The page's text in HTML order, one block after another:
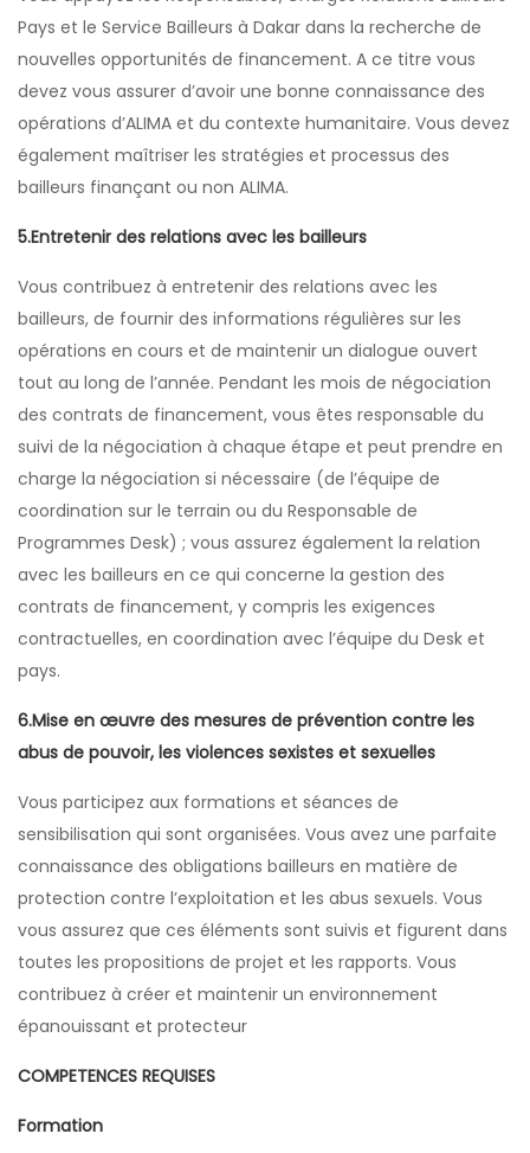
Pays et le Service Bailleurs à Dakar dans la recherche de
nouvelles opportunités de financement. A ce titre vous
devez vous assurer d’avoir une bonne connaissance des
opérations d’ALIMA et du contexte humanitaire. Vous devez
également maîtriser les stratégies et processus des
bailleurs finançant ou non ALIMA.
5.Entretenir des relations avec les bailleurs
Vous contribuez à entretenir des relations avec les
bailleurs, de fournir des informations régulières sur les
opérations en cours et de maintenir un dialogue ouvert
tout au long de l’année. Pendant les mois de négociation
des contrats de financement, vous êtes responsable du
suivi de la négociation à chaque étape et peut prendre en
charge la négociation si nécessaire (de l’équipe de
coordination sur le terrain ou du Responsable de
Programmes Desk) ; vous assurez également la relation
avec les bailleurs en ce qui concerne la gestion des
contrats de financement, y compris les exigences
contractuelles, en coordination avec l’équipe du Desk et
pays.
6.Mise en œuvre des mesures de prévention contre les
abus de pouvoir, les violences sexistes et sexuelles
Vous participez aux formations et séances de
sensibilisation qui sont organisées. Vous avez une parfaite
connaissance des obligations bailleurs en matière de
protection contre l’exploitation et les abus sexuels. Vous
vous assurez que ces éléments sont suivis et figurent dans
toutes les propositions de projet et les rapports. Vous
contribuez à créer et maintenir un environnement
épanouissant et protecteur
COMPETENCES REQUISES
Formation